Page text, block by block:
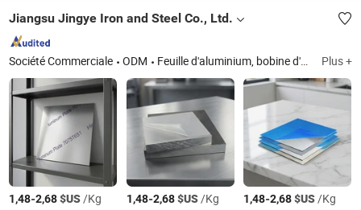
Jiangsu Jingye Iron and Steel Co., Ltd.
Société Commerciale ODM Feuille d'aluminium, bobine d'aluminium, feuille d'aluminium, barre d'aluminium, tuyau en aluminium, feuille de cuivre, bobine de cuivre, barre de cuivre, fil de cuivre, tuyau en cuivre Plus +
1,48-2,68$US/Kg 1,48-2,68$US/Kg 1,48-2,68$US/Kg